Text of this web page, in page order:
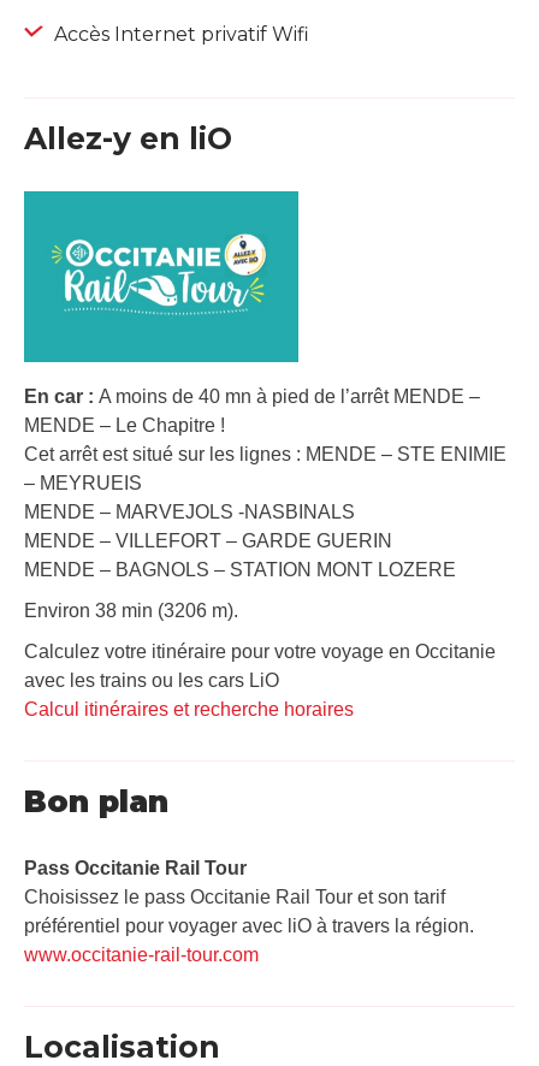
Accès Internet privatif Wifi
Allez-y en liO
En car : A moins de 40 mn à pied de l’arrêt MENDE –
MENDE – Le Chapitre !
Cet arrêt est situé sur les lignes : MENDE – STE ENIMIE
– MEYRUEIS
MENDE – MARVEJOLS -NASBINALS
MENDE – VILLEFORT – GARDE GUERIN
MENDE – BAGNOLS – STATION MONT LOZERE
Environ 38 min (3206 m).
Calculez votre itinéraire pour votre voyage en Occitanie
avec les trains ou les cars LiO
Calcul itinéraires et recherche horaires
Bon plan
Pass Occitanie Rail Tour​
Choisissez le pass Occitanie Rail Tour et son tarif
préférentiel pour voyager avec liO à travers la région.
www.occitanie-rail-tour.com
Localisation